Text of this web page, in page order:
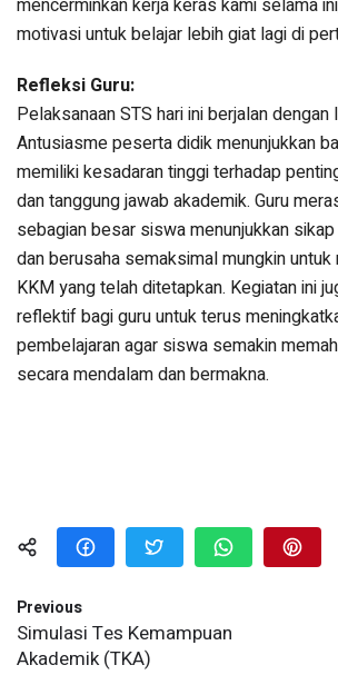
mencerminkan kerja keras kami selama
motivasi untuk belajar lebih giat lagi di
Refleksi Guru:
Pelaksanaan STS hari ini berjalan dengan
Antusiasme peserta didik menunjukkan
memiliki kesadaran tinggi terhadap
dan tanggung jawab akademik. Guru
sebagian besar siswa menunjukkan
dan berusaha semaksimal mungkin untuk
KKM yang telah ditetapkan. Kegiatan ini
reflektif bagi guru untuk terus
pembelajaran agar siswa semakin
secara mendalam dan bermakna.
Previous
Simulasi Tes Kemampuan
Akademik (TKA)